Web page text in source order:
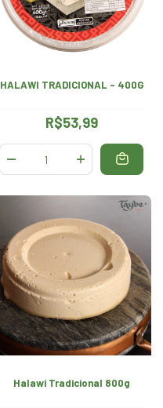
HALAWI TRADICIONAL - 400G
R$53,99
Halawi Tradicional 800g